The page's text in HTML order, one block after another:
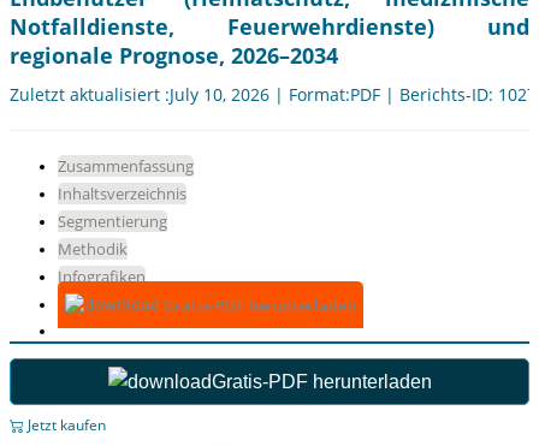
Notfalldienste, Feuerwehrdienste) und
regionale Prognose, 2026–2034
Zuletzt aktualisiert :July 10, 2026 | Format:PDF | Berichts-ID:
Zusammenfassung
Inhaltsverzeichnis
Segmentierung
Methodik
Infografiken
Gratis-PDF herunterladen
Gratis-PDF herunterladen
Jetzt kaufen